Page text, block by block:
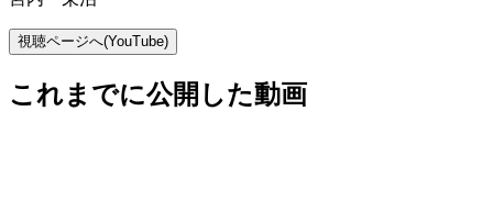
視聴ページへ(YouTube)
これまでに公開した動画